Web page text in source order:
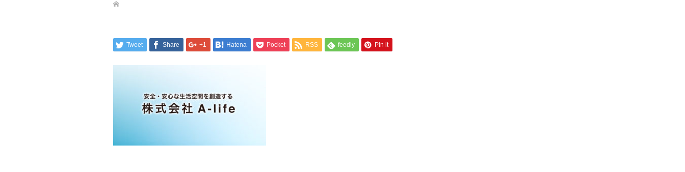
Tweet Share +1 Hatena Pocket RSS feedly Pin it